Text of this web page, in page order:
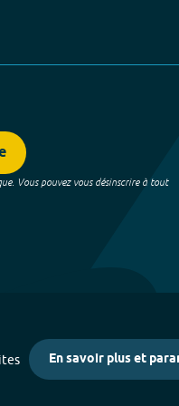
Vous pouvez vous désinscrire à tout
En savoir plus et